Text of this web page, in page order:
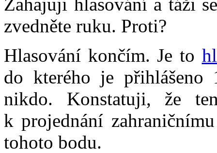
zvedněte ruku. Proti?
Hlasování končím. Je to
do kterého je
nikdo. Konstatuji, že
k projednání
tohoto bodu.